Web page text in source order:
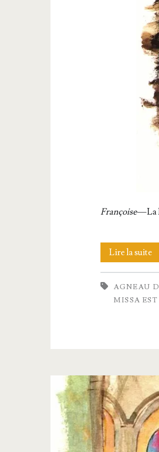
Fran­çoise— La
Lire la suiteVI.
AGNEAU
MISSA EST